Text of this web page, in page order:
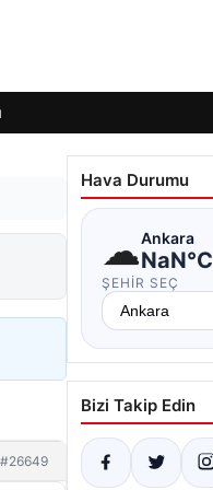
#26649
Hava Durumu
☁Ankara
NaN°C
ŞEHIR SEÇ
Bizi Takip Edin